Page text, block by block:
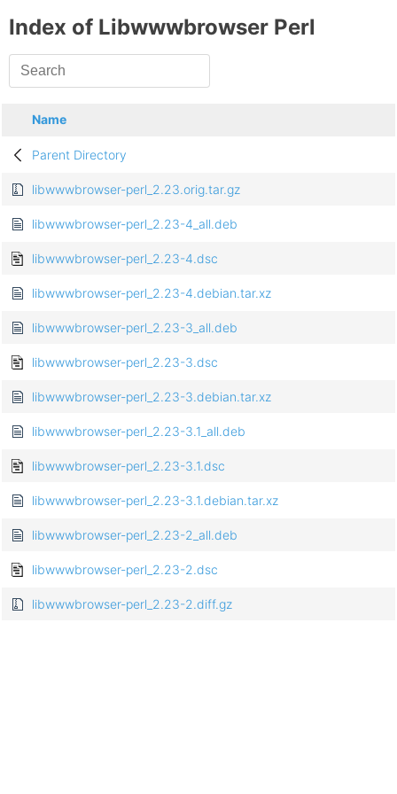
Index of Libwwwbrowser Perl
Name
Parent Directory
libwwwbrowser-perl_2.23.orig.tar.gz
libwwwbrowser-perl_2.23-4_all.deb
libwwwbrowser-perl_2.23-4.dsc
libwwwbrowser-perl_2.23-4.debian.tar.xz
libwwwbrowser-perl_2.23-3_all.deb
libwwwbrowser-perl_2.23-3.dsc
libwwwbrowser-perl_2.23-3.debian.tar.xz
libwwwbrowser-perl_2.23-3.1_all.deb
libwwwbrowser-perl_2.23-3.1.dsc
libwwwbrowser-perl_2.23-3.1.debian.tar.xz
libwwwbrowser-perl_2.23-2_all.deb
libwwwbrowser-perl_2.23-2.dsc
libwwwbrowser-perl_2.23-2.diff.gz